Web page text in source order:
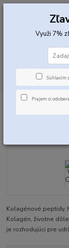
Vitamíny,
Kolagénové peptidy,
Kolagén, životne
je rozhodujúci pre
Využi 7%
Súhlasím
Prajem si